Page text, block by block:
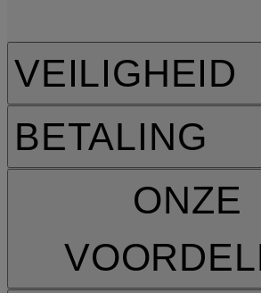
VEILIGHEID
BETALING
ONZE